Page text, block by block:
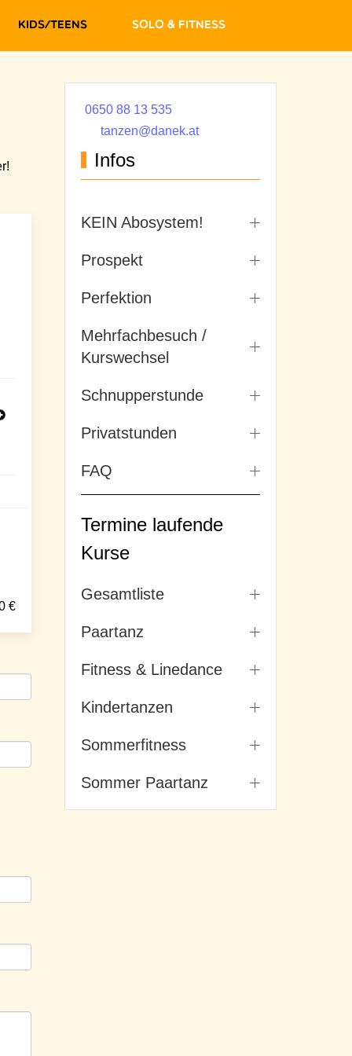
Kids/Teens Solo & Fitness
€
0650 88 13 535
tanzen@danek.at
Infos
KEIN Abosystem!
Prospekt
Perfektion
Mehrfachbesuch /
Kurswechsel
Schnupperstunde
Privatstunden
FAQ
Termine laufende
Kurse
Gesamtliste
Paartanz
Fitness & Linedance
Kindertanzen
Sommerfitness
Sommer Paartanz